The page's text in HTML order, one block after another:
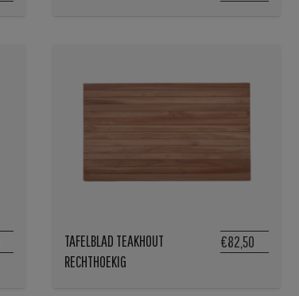
TAFELBLAD TEAKHOUT
RECHTHOEKIG
€82,50